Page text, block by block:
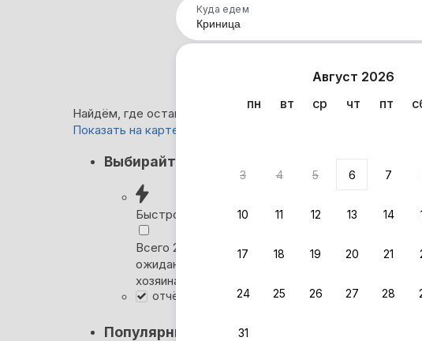
Куда едем
Август 2026
пн
вт ср чт пт
3 4 5 6 7
10 11 12 13 14
17 18 19 20 21
24 25 26 27 28
31
Найдём, где остановиться в Кринице: 56 вариантов
Показать на карте
Выбирайте лучшее
Быстрое бронирование
Всего 2 минуты, без
ожидания ответа от
хозяина
отчётные документы
Популярные фильтры
Вернём бонусами
Суперхозяин